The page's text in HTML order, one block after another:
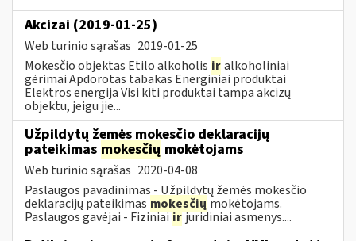
Akcizai (2019-01-25)
Web turinio sąrašas 2019-01-25
Mokesčio objektas Etilo alkoholis iralkoholiniai
gėrimai Apdorotas tabakas Energiniai produktai
Elektros energija Visi kiti produktai tampa akcizų
objektu, jeigu jie...
Užpildytų žemės mokesčio deklaracijų
pateikimas mokesčių mokėtojams
Web turinio sąrašas 2020-04-08
Paslaugos pavadinimas - Užpildytų žemės mokesčio
deklaracijų pateikimas mokesčių mokėtojams.
Paslaugos gavėjai - Fiziniaiirjuridiniai asmenys....